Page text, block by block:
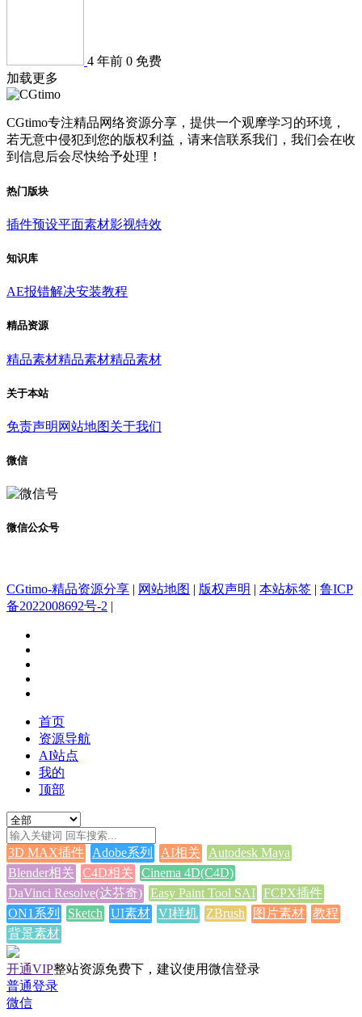
4 年前 0 免费
加载更多
CGtimo专注精品网络资源分享，提供一个观摩学习的环境，
若无意中侵犯到您的版权利益，请来信联系我们，我们会在收
到信息后会尽快给予处理！
热门版块
插件预设平面素材影视特效
知识库
AE报错解决安装教程
精品资源
精品素材精品素材精品素材
关于本站
免责声明 网站地图关于我们
微信
微信公众号
CGtimo-精品资源分享 | 网站地图 | 版权声明 | 本站标签 | 鲁ICP
备2022008692号-2 |
首页
资源导航
AI站点
我的
顶部
3D MAX插件 Adobe系列 AI相关
Autodesk Maya
Blender相关
C4D相关
Cinema 4D(C4D)
DaVinci Resolve(达芬奇) Easy Paint Tool SAI FCPX插件
ON1系列
Sketch UI素材 VI样机 ZBrush 图片素材 教程
背景素材
开通VIP整站资源免费下，建议使用微信登录
普通登录
微信